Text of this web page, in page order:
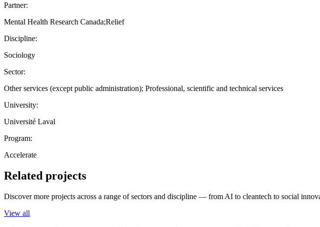
Partner:
Mental Health Research Canada;Relief
Discipline:
Sociology
Sector:
Other services (except public administration); Professional, scientific and technical services
University:
Université Laval
Program:
Accelerate
Related projects
Discover more projects across a range of sectors and discipline — from AI to cleantech to social
View all